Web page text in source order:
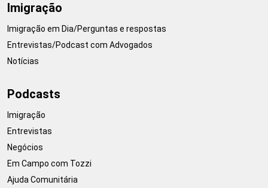
Imigração
Imigração em Dia/Perguntas e respostas
Entrevistas/Podcast com Advogados
Notícias
Podcasts
Imigração
Entrevistas
Negócios
Em Campo com Tozzi
Ajuda Comunitária